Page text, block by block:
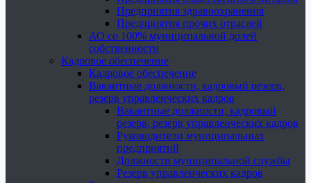
Предприятия здравоохранения
Предприятия прочих отраслей
АО со 100% муниципальной долей
собственности
Кадровое обеспечение
Кадровое обеспечение
Вакантные должности, кадровый резерв,
резерв управленческих кадров
Вакантные должности, кадровый
резерв, резерв управленческих кадров
Руководители муниципальных
предприятий
Должности муниципальной службы
Резерв управленческих кадров